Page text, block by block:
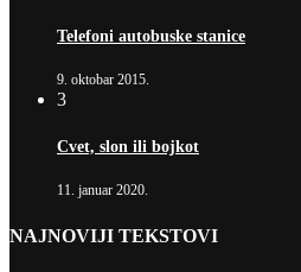
Telefoni autobuske stanice
9. oktobar 2015.
3
Cvet, slon ili bojkot
11. januar 2020.
NAJNOVIJI TEKSTOVI